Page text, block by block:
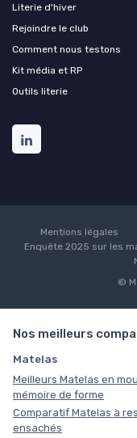
Literie d'hiver
Rejoindre le club
Comment nous testons
Kit média et RP
Outils literie
Mentions légales
Enquête 2025 sur les
©
Nos meilleurs
Matelas
Meilleurs Matelas en
mémoire de forme
Comparatif Matelas à
ensachés